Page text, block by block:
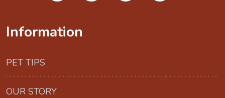
Information
PET TIPS
OUR STORY